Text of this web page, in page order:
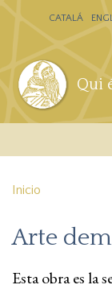
Pasar al
Qui
CATALÁ
Inicio
Arte
Esta obra es la